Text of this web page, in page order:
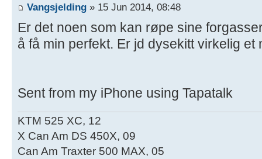
Vangsjelding » 15 Jun 2014, 08:48
Er det noen som kan røpe sine
å få min perfekt. Er jd dysekitt virkelig et
Sent from my iPhone using Tapatalk
KTM 525 XC, 12
X Can Am DS 450X, 09
Can Am Traxter 500 MAX, 05